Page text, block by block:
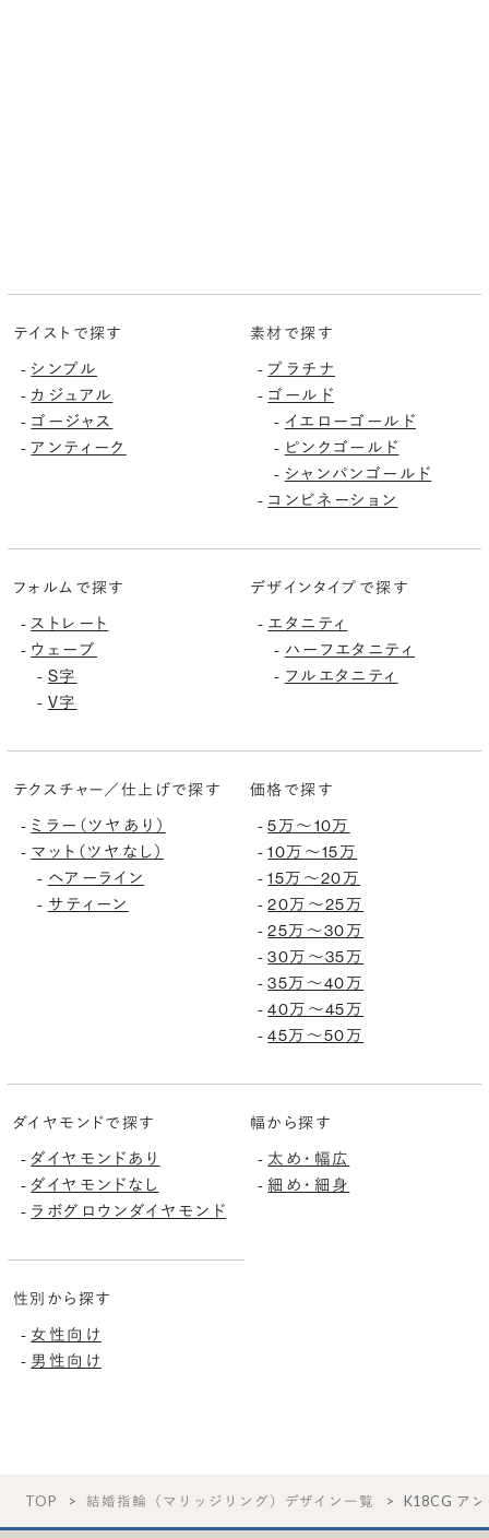
テイストで探す
- シンプル
- カジュアル
- ゴージャス
- アンティーク
素材で探す
- プラチナ
- ゴールド
- イエローゴールド
- ピンクゴールド
- シャンパンゴールド
- コンビネーション
フォルムで探す
-ストレート
- ウェーブ
- S字
- V字
デザインタイプで探す
- エタニティ
- ハーフエタニティ
- フルエタニティ
テクスチャー／仕上げで探す
- ミラー（ツヤあり）
- マット（ツヤなし）
- ヘアーライン
- サティーン
価格で探す
-5万〜10万
-10万〜15万
-15万〜20万
-20万〜25万
-25万〜30万
-30万〜35万
-35万〜40万
-40万〜45万
-45万〜50万
ダイヤモンドで探す
-ダイヤモンドあり
-ダイヤモンドなし
- ラボグロウンダイヤモンド
幅から探す
- 太め・幅広
-細め・細身
性別から探す
- 女性向け
- 男性向け
TOP 結婚指輪（マリッジリング）デザイン一覧 K18CG ア